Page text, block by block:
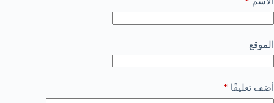
الموقع
أضف تعليقًا *